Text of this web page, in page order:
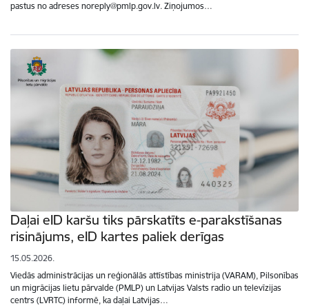
pastus no adreses noreply@pmlp.gov.lv. Ziņojumos…
Daļai eID karšu tiks pārskatīts e-parakstīšanas
risinājums, eID kartes paliek derīgas
15.05.2026.
Viedās administrācijas un reģionālās attīstības ministrija (VARAM), Pilsonības
un migrācijas lietu pārvalde (PMLP) un Latvijas Valsts radio un televīzijas
centrs (LVRTC) informē, ka daļai Latvijas…